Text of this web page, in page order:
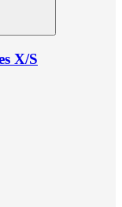
X/S